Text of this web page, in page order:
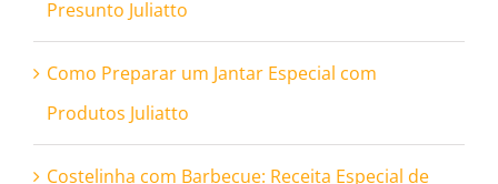
Presunto Juliatto
Como Preparar um Jantar Especial com
Produtos Juliatto
Costelinha com Barbecue: Receita Especial de